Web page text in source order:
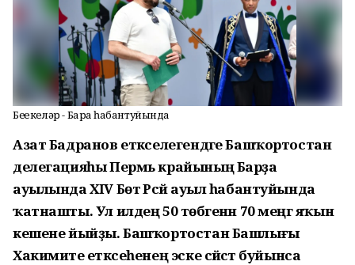
Беҙҙекеләр - Барҙа һабантуйында
Азат Бадранов етәкселегендәге Башҡортостан
делегацияһы Пермь крайының Барҙа
ауылында XIV Бөтә Рәсәй ауыл һабантуйында
ҡатнашты. Ул илдең 50 төбәгенән 70 меңгә яҡын
кешене йыйҙы. Башҡортостан Башлығы
Хакимиәте етәксеһенең эске сәйәсәт буйынса